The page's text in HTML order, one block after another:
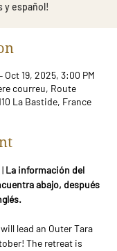
y español!
Oct 19, 2025, 3:00 PM
courreu, Route
La Bastide, France
La información del
abajo, después
lead an Outer Tara
The retreat is